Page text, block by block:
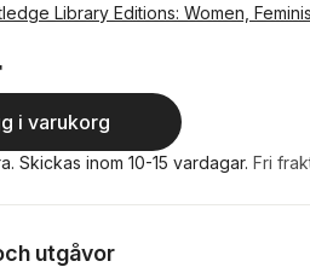
Library Editions: Women,
i varukorg
Skickas inom 10-15 vardagar. Fri
utgåvor